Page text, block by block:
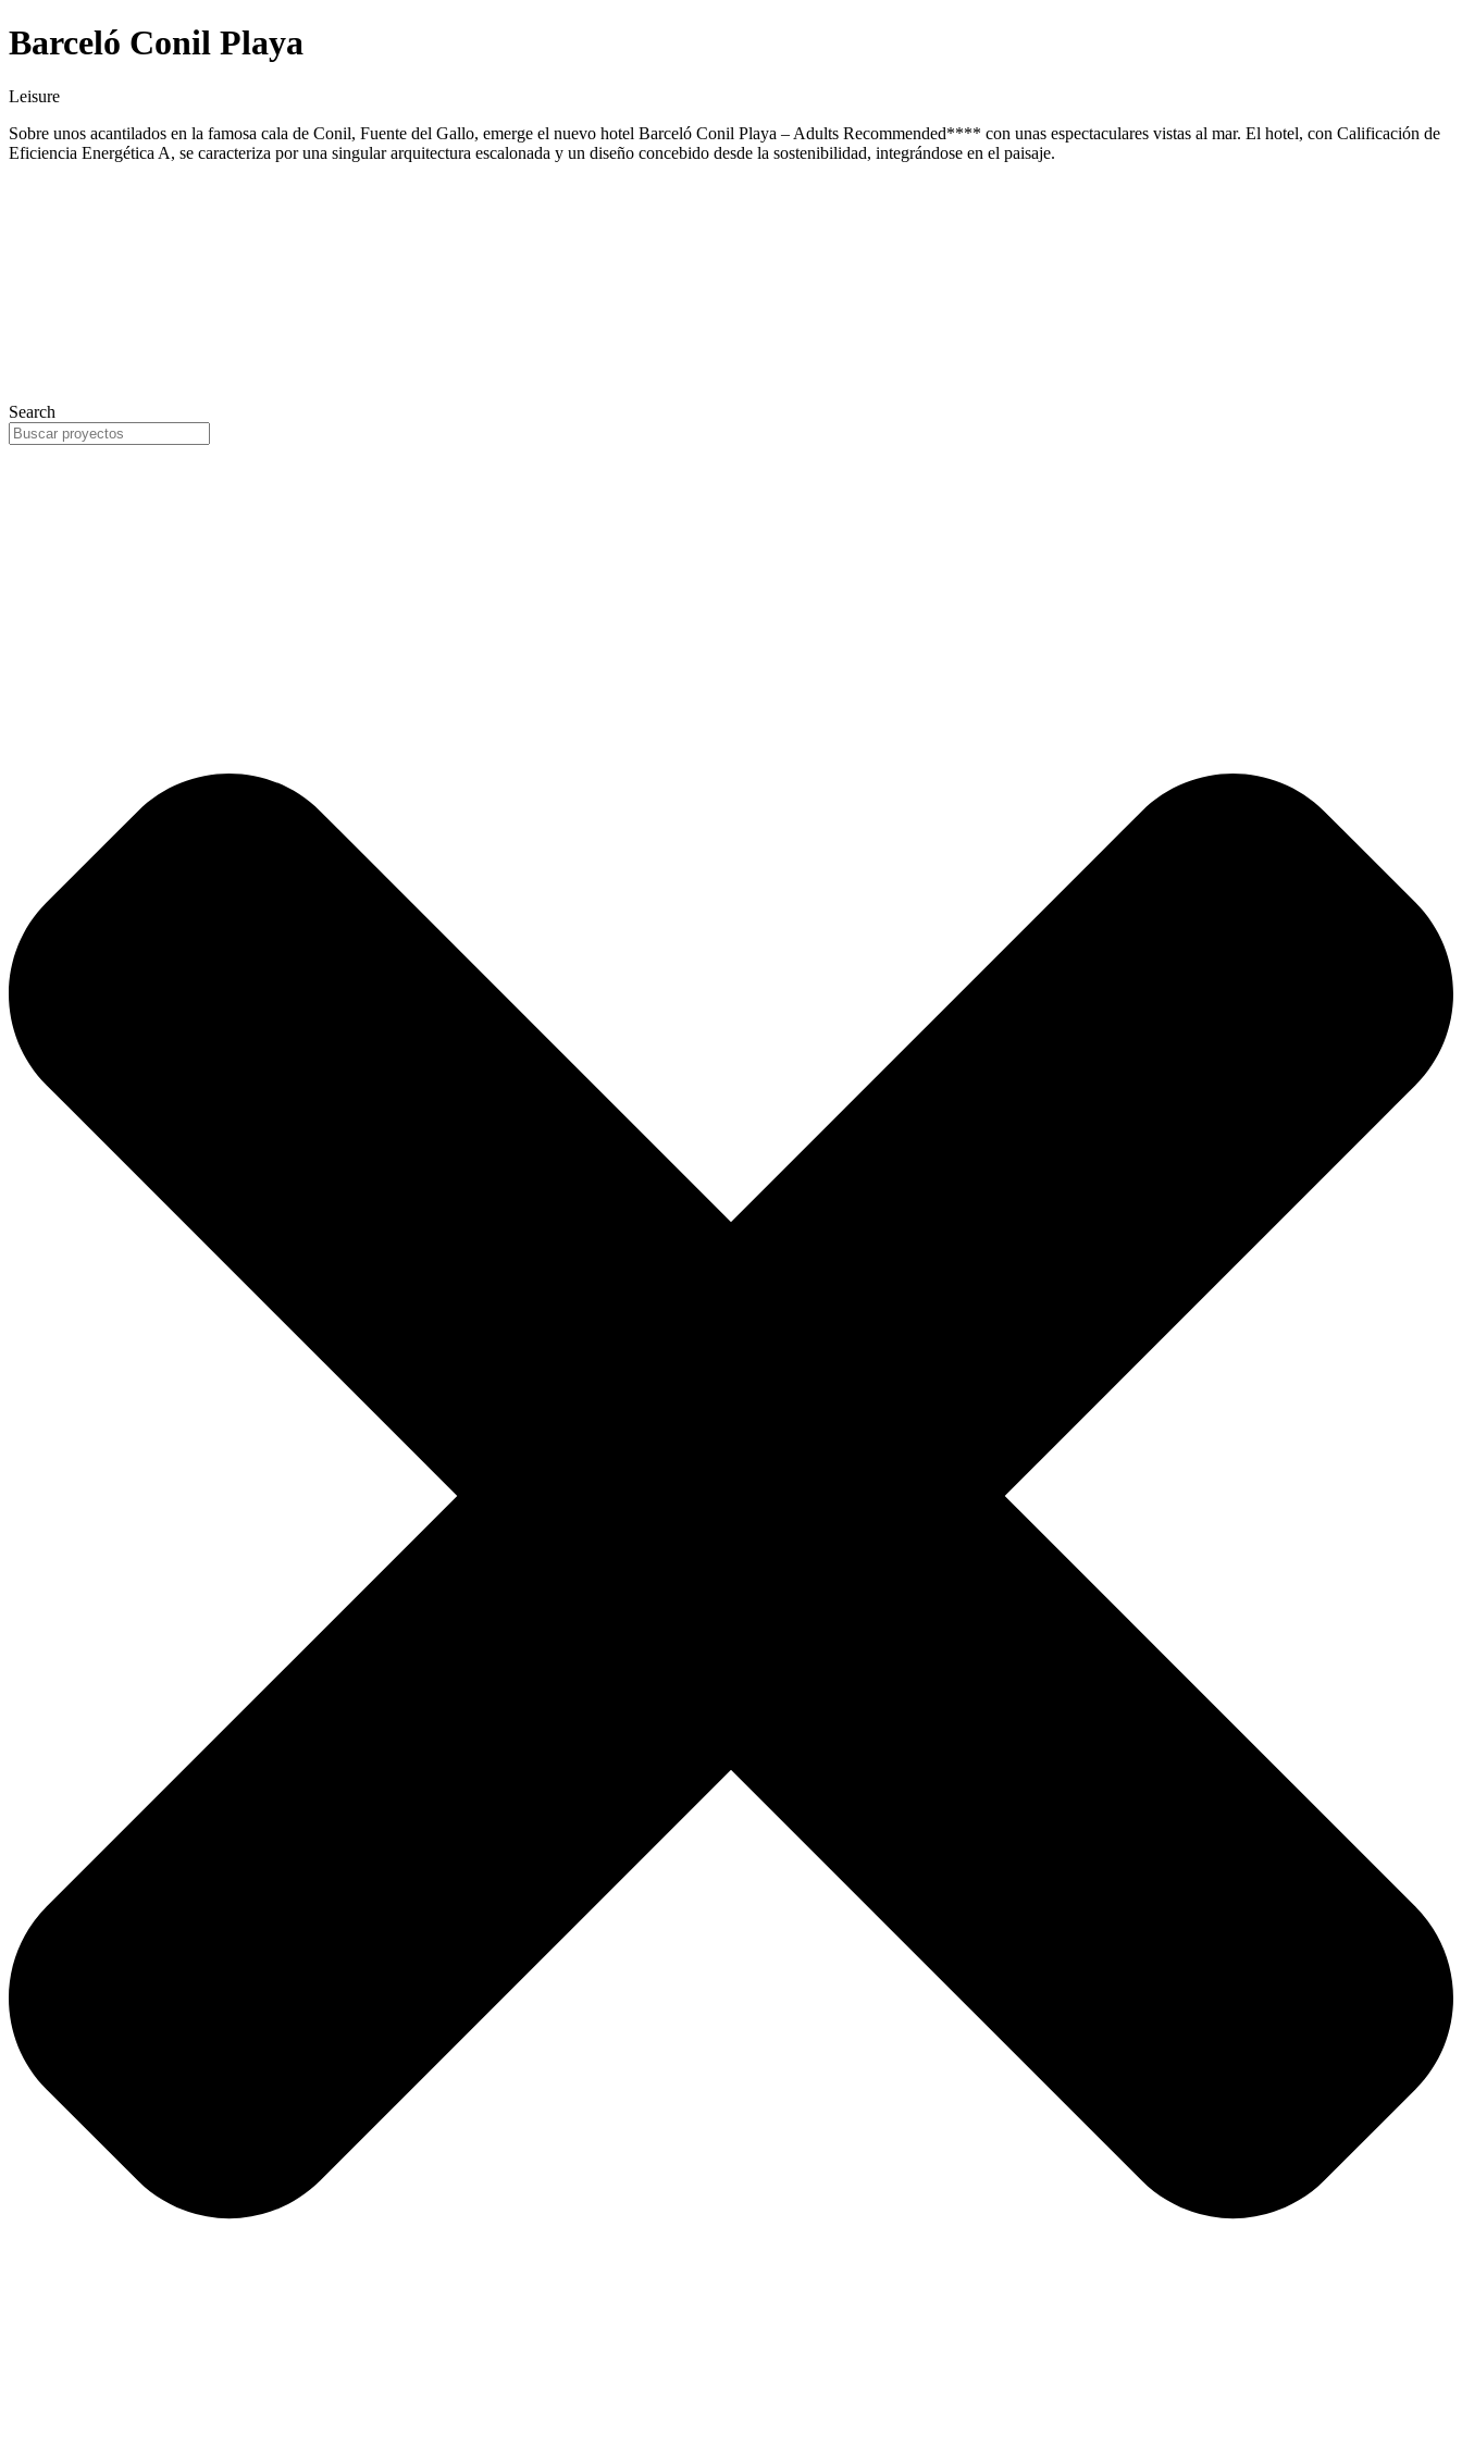
Barceló Conil Playa
Leisure
Sobre unos acantilados en la famosa cala de Conil, Fuente del Gallo, emerge el nuevo hotel Barceló Conil Playa – Adults Recommended**** con unas espectaculares vistas al mar. El hotel, con Calificación de
Eficiencia Energética A, se caracteriza por una singular arquitectura escalonada y un diseño concebido desde la sostenibilidad, integrándose en el paisaje.
Search